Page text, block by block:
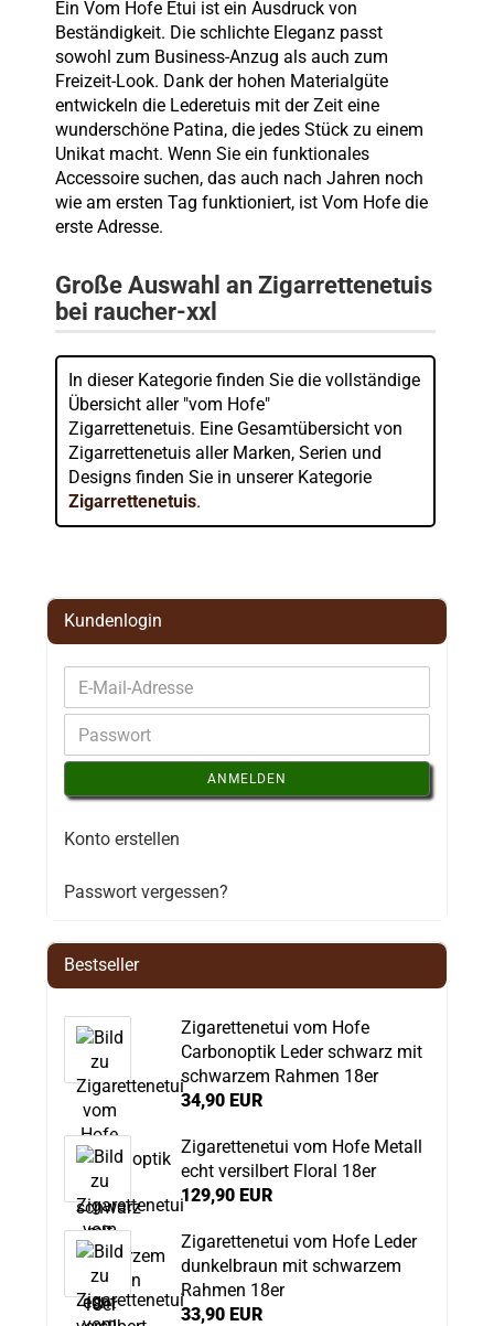
Ein Vom Hofe Etui ist ein Ausdruck von
Beständigkeit. Die schlichte Eleganz passt
sowohl zum Business-Anzug als auch zum
Freizeit-Look. Dank der hohen Materialgüte
entwickeln die Lederetuis mit der Zeit eine
wunderschöne Patina, die jedes Stück zu einem
Unikat macht. Wenn Sie ein funktionales
Accessoire suchen, das auch nach Jahren noch
wie am ersten Tag funktioniert, ist Vom Hofe die
erste Adresse.
Große Auswahl an Zigarrettenetuis
bei raucher-xxl
In dieser Kategorie finden Sie die vollständige
Übersicht aller "vom Hofe"
Zigarrettenetuis. Eine Gesamtübersicht von
Zigarrettenetuis aller Marken, Serien und
Designs finden Sie in unserer Kategorie
Zigarrettenetuis.
Kundenlogin
ANMELDEN
Konto erstellen
Passwort vergessen?
Bestseller
Zigarettenetui vom Hofe
Carbonoptik Leder schwarz mit
schwarzem Rahmen 18er
34,90 EUR
Zigarettenetui vom Hofe Metall
echt versilbert Floral 18er
129,90 EUR
Zigarettenetui vom Hofe Leder
dunkelbraun mit schwarzem
Rahmen 18er
33,90 EUR